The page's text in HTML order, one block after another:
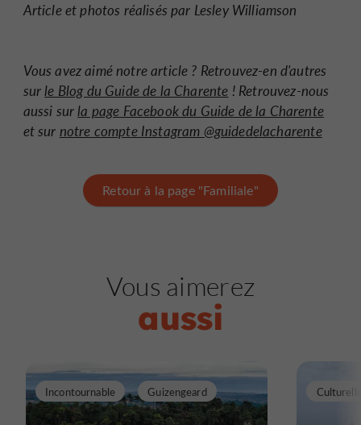
Article et photos réalisés par Lesley Williamson
Vous avez aimé notre article ? Retrouvez-en d'autres
surle Blog du Guide de la Charente ! Retrouvez-nous
aussi surla page Facebook du Guide de la Charente
et sur notre compte Instagram @guidedelacharente
Retour à la page "Familiale"
Vous aimerez
aussi
Incontournable Guizengeard